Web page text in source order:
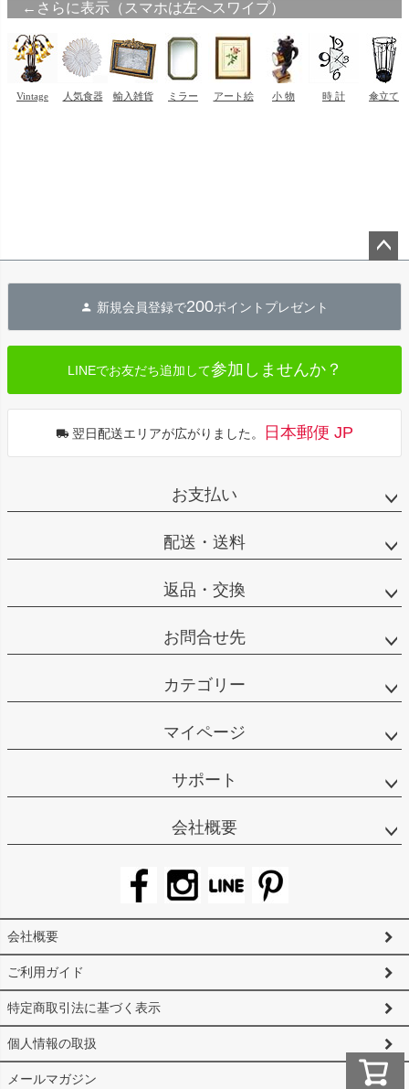
へ
新規会員登録で200ポイントプレゼント
LINEでお友だち追加して参加しませんか？
翌日配送エリアが広がりました。 日本郵便 JP
お支払い
配送・送料
返品・交換
お問合せ先
カテゴリー
マイページ
サポート
会社概要
会社概要
ご利用ガイド
特定商取引法に基づく表示
個人情報の取扱
メールマガジン